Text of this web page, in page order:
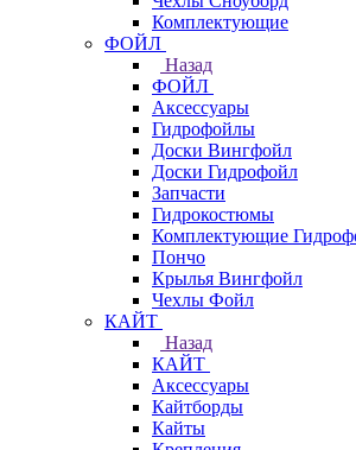
Комплектующие
ФОЙЛ
Назад
ФОЙЛ
Аксессуары
Гидрофойлы
Доски Вингфойл
Доски Гидрофойл
Запчасти
Гидрокостюмы
Комплектующие
Пончо
Крылья Вингфойл
Чехлы Фойл
КАЙТ
Назад
КАЙТ
Аксессуары
Кайтборды
Кайты